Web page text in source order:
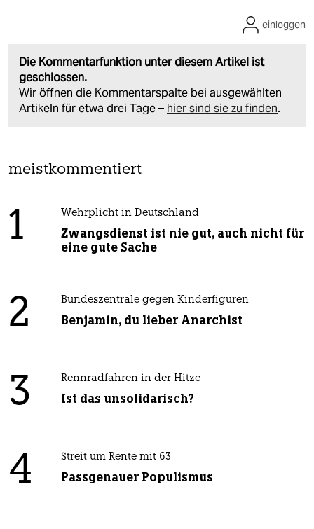
Die Kommentarfunktion unter diesem Artikel ist
geschlossen.
Wir öffnen die Kommentarspalte bei ausgewählten
Artikeln für etwa drei Tage – hier sind sie zu finden.
einloggen
meistkommentiert
1 Wehrplicht in Deutschland
Zwangsdienst ist nie gut, auch nicht für
eine gute Sache
2 Bundeszentrale gegen Kinderfiguren
Benjamin, du lieber Anarchist
3 Rennradfahren in der Hitze
Ist das unsolidarisch?
4 Streit um Rente mit 63
Passgenauer Populismus